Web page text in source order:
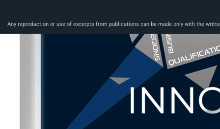
Any reproduction or use of excerpts from publications can be made only with the